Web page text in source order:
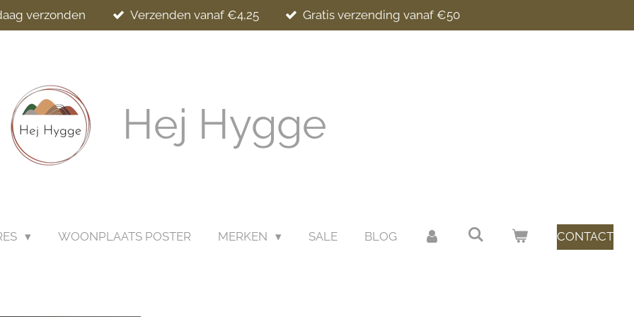
verzonden Verzenden vanaf €4,25 Gratis verzending vanaf €50
Hej Hygge
WOONPLAATS POSTER MERKEN SALE BLOG CONTACT